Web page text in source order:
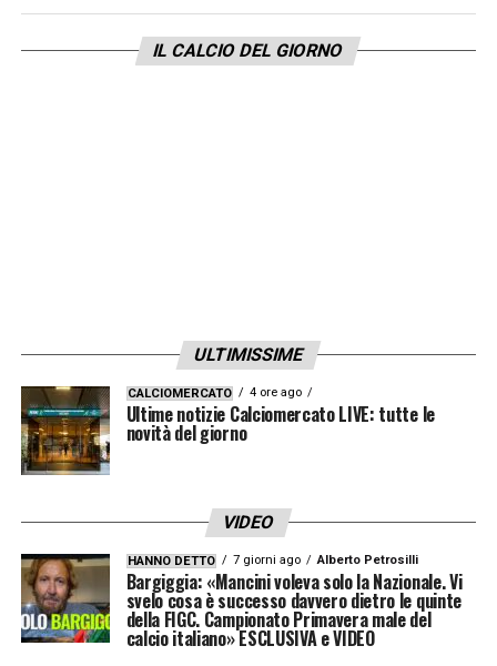
Calciomercato estero, sirene dalla
Diego Costa
InPremier League
Manchester United
rete firmata dal ’93 dal solito
abbatte la resistenza delWolverhampton.
Quarto successo nelle ultime cinque gare
per la compagine allenata daSolskjaer
IL CALCIO DEL GIORNO
ULTIMISSIME
CALCIOMERCATO 4 ore ago
Ultime notizie Calciomercato LIVE: tutte le
novità del giorno
VIDEO
HANNO DETTO 7 giorni ago Alberto Petrosilli
Bargiggia: «Mancini voleva solo la Nazionale. Vi
svelo cosa è successo davvero dietro le quinte
della FIGC. Campionato Primavera male del
calcio italiano» ESCLUSIVA e VIDEO